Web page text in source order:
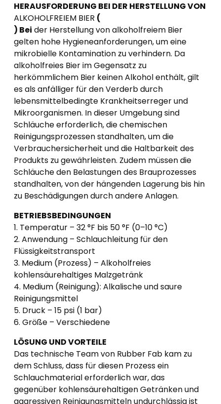
HERAUSFORDERUNG BEI DER HERSTELLUNG VON
ALKOHOLFREIEM BIER (
) Bei der Herstellung von alkoholfreiem Bier
gelten hohe Hygieneanforderungen, um eine
mikrobielle Kontamination zu verhindern. Da
alkoholfreies Bier im Gegensatz zu
herkömmlichem Bier keinen Alkohol enthält, gilt
es als anfälliger für den Verderb durch
lebensmittelbedingte Krankheitserreger und
Mikroorganismen. In dieser Umgebung sind
Schläuche erforderlich, die chemischen
Reinigungsprozessen standhalten, um die
Verbrauchersicherheit und die Haltbarkeit des
Produkts zu gewährleisten. Zudem müssen die
Schläuche den Belastungen des Brauprozesses
standhalten, von der hängenden Lagerung bis hin
zu Beschädigungen durch andere Anlagen.
BETRIEBSBEDINGUNGEN
1. Temperatur – 32 °F bis 50 °F (0–10 °C)
2. Anwendung – Schlauchleitung für den
Flüssigkeitstransport
3. Medium (Prozess) – Alkoholfreies
kohlensäurehaltiges Malzgetränk
4. Medium (Reinigung): Alkalische und saure
Reinigungsmittel
5. Druck – 15 psi (1 bar)
6. Größe – Verschiedene
LÖSUNG UND VORTEILE
Das technische Team von Rubber Fab kam zu
dem Schluss, dass für diesen Prozess ein
Schlauchmaterial erforderlich war, das
gegenüber kohlensäurehaltigen Getränken und
aggressiven Reinigungsmitteln undurchlässig ist